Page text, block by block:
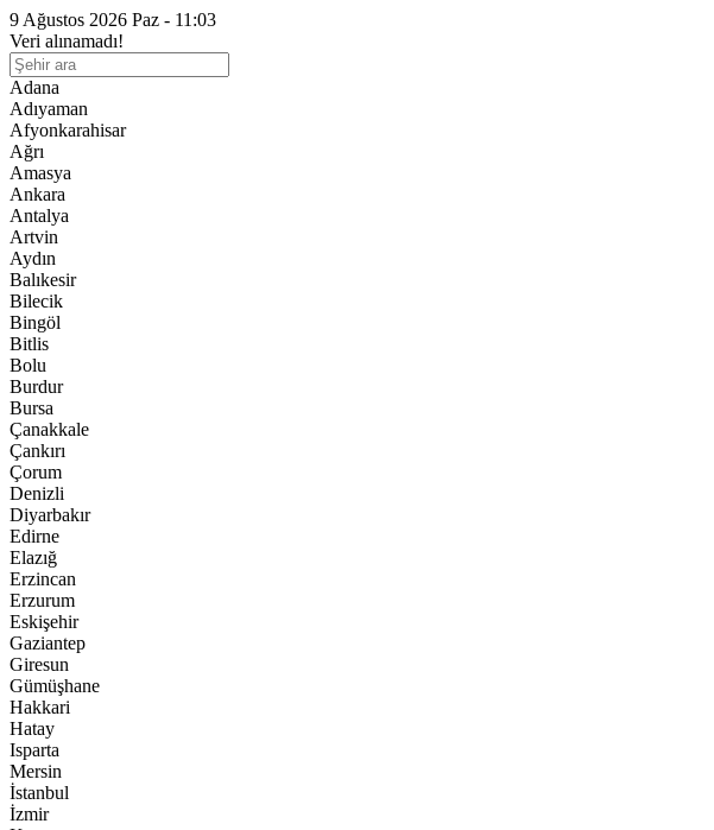
9 Ağustos 2026 Paz - 11:03
Veri alınamadı!
Adana
Adıyaman
Afyonkarahisar
Ağrı
Amasya
Ankara
Antalya
Artvin
Aydın
Balıkesir
Bilecik
Bingöl
Bitlis
Bolu
Burdur
Bursa
Çanakkale
Çankırı
Çorum
Denizli
Diyarbakır
Edirne
Elazığ
Erzincan
Erzurum
Eskişehir
Gaziantep
Giresun
Gümüşhane
Hakkari
Hatay
Isparta
Mersin
İstanbul
İzmir